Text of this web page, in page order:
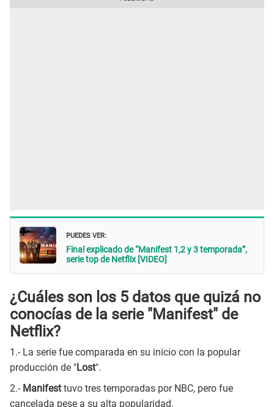
PUEDES VER:
Final explicado de “Manifest 1,2 y 3 temporada”,
serie top de Netflix [VIDEO]
¿Cuáles son los 5 datos que quizá no
conocías de la serie "Manifest" de
Netflix?
1.- La serie fue comparada en su inicio con la popular
producción de "Lost".
2.- Manifesttuvo tres temporadas por NBC, pero fue
cancelada pese a su alta popularidad.